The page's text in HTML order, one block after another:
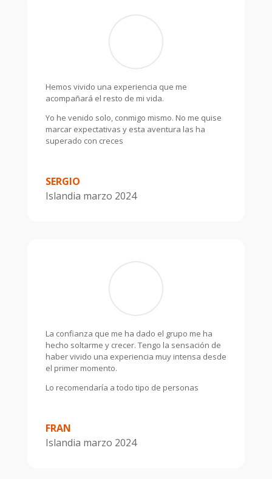
Hemos vivido una experiencia que me
acompañará el resto de mi vida.
Yo he venido solo, conmigo mismo. No me quise
marcar expectativas y esta aventura las ha
superado con creces
SERGIO
Islandia marzo 2024
La confianza que me ha dado el grupo me ha
hecho soltarme y crecer. Tengo la sensación de
haber vivido una experiencia muy intensa desde
el primer momento.
Lo recomendaría a todo tipo de personas
FRAN
Islandia marzo 2024